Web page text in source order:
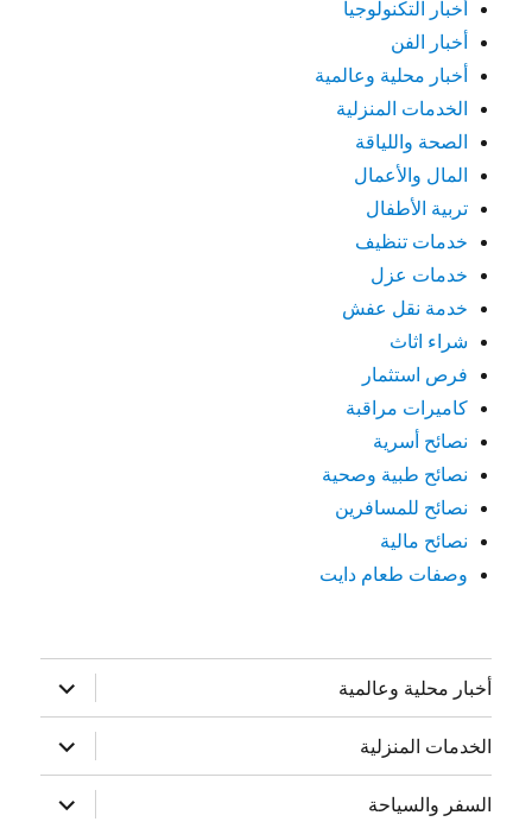
أخبار التكنولوجيا
أخبار الفن
أخبار محلية وعالمية
الخدمات المنزلية
الصحة واللياقة
المال والأعمال
تربية الأطفال
خدمات تنظيف
خدمات عزل
خدمة نقل عفش
شراء اثاث
فرص استثمار
كاميرات مراقبة
نصائح أسرية
نصائح طبية وصحية
نصائح للمسافرين
نصائح مالية
وصفات طعام دايت
أخبار محلية وعالمية
توسيع
القائمة
الفرعية
الخدمات المنزلية
توسيع
القائمة
الفرعية
السفر والسياحة
توسيع
القائمة